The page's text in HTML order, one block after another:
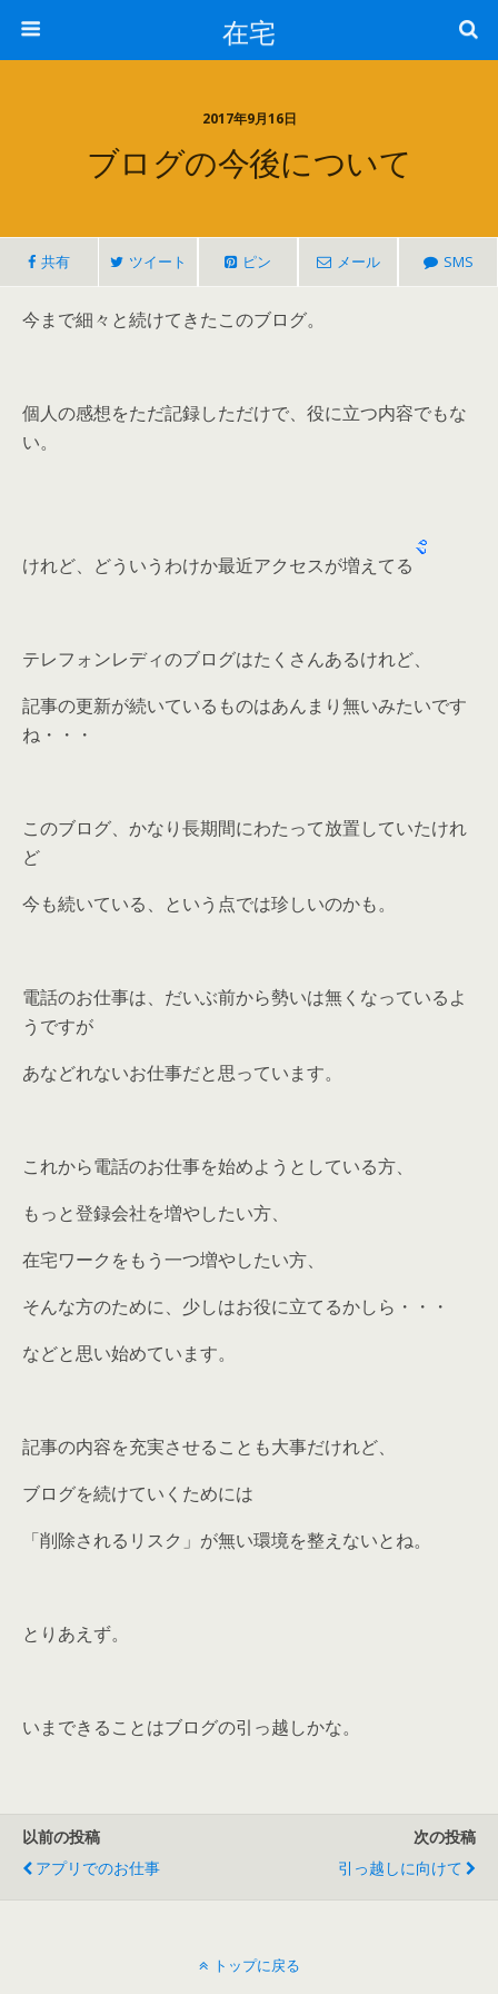
在宅
2017年9月16日
ブログの今後について
共有 ツイート ピン メール SMS
今まで細々と続けてきたこのブログ。
個人の感想をただ記録しただけで、役に立つ内容でもな
い。
けれど、どういうわけか最近アクセスが増えてる
テレフォンレディのブログはたくさんあるけれど、
記事の更新が続いているものはあんまり無いみたいです
ね・・・
このブログ、かなり長期間にわたって放置していたけれ
ど
今も続いている、という点では珍しいのかも。
電話のお仕事は、だいぶ前から勢いは無くなっているよ
うですが
あなどれないお仕事だと思っています。
これから電話のお仕事を始めようとしている方、
もっと登録会社を増やしたい方、
在宅ワークをもう一つ増やしたい方、
そんな方のために、少しはお役に立てるかしら・・・
などと思い始めています。
記事の内容を充実させることも大事だけれど、
ブログを続けていくためには
「削除されるリスク」が無い環境を整えないとね。
とりあえず。
いまできることはブログの引っ越しかな。
以前の投稿
アプリでのお仕事
次の投稿
引っ越しに向けて
トップに戻る